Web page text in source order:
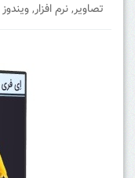
تصاویر,نرم افزار,ویندوز